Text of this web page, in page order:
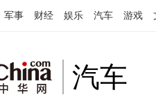
军事 财经 娱乐 汽车 游戏
汽车